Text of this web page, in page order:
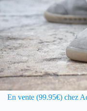
En vente (99.95€) chez